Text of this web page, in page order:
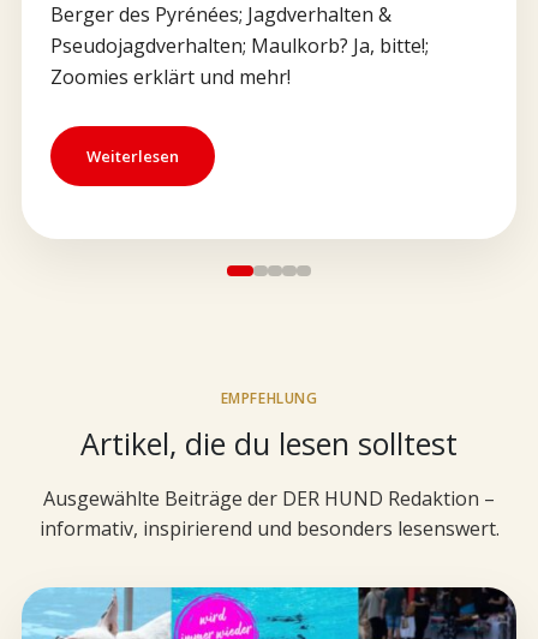
Berger des Pyrénées; Jagdverhalten &
Pseudojagdverhalten; Maulkorb? Ja, bitte!;
Zoomies erklärt und mehr!
Weiterlesen
EMPFEHLUNG
Artikel, die du lesen solltest
Ausgewählte Beiträge der DER HUND Redaktion –
informativ, inspirierend und besonders lesenswert.